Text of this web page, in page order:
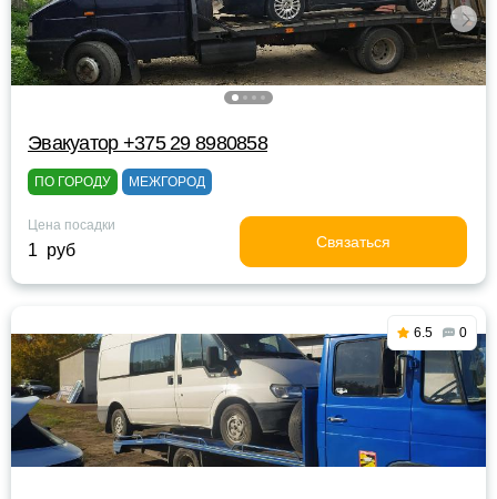
Эвакуатор +375 29 8980858
ПО ГОРОДУ МЕЖГОРОД
Цена посадки
1 руб Связаться
6.5 0